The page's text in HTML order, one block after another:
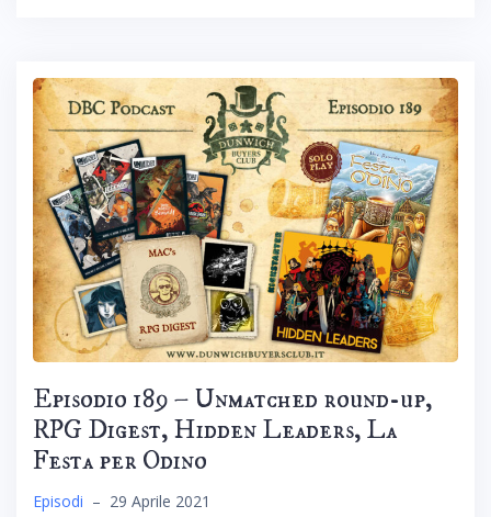
Episodio 189 – Unmatched round-up,
RPG Digest, Hidden Leaders, La
Festa per Odino
Episodi – 29 Aprile 2021